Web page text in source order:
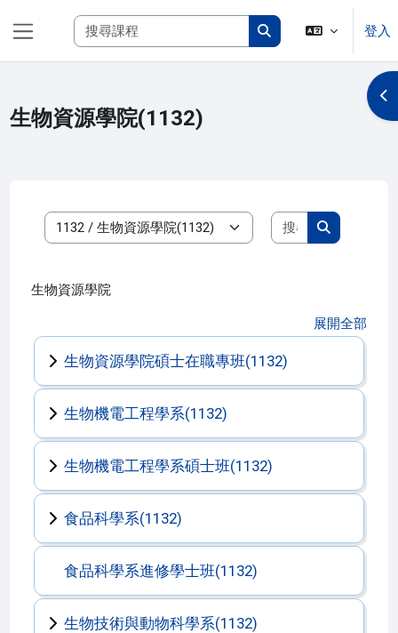
搜尋課程
搜尋課程
登入
生物資源學院(1132)
開
課程類別
搜尋課程
搜尋課程
生物資源學院
展開全部
生物資源學院碩士在職專班(1132)
生物機電工程學系(1132)
生物機電工程學系碩士班(1132)
食品科學系(1132)
食品科學系進修學士班(1132)
生物技術與動物科學系(1132)